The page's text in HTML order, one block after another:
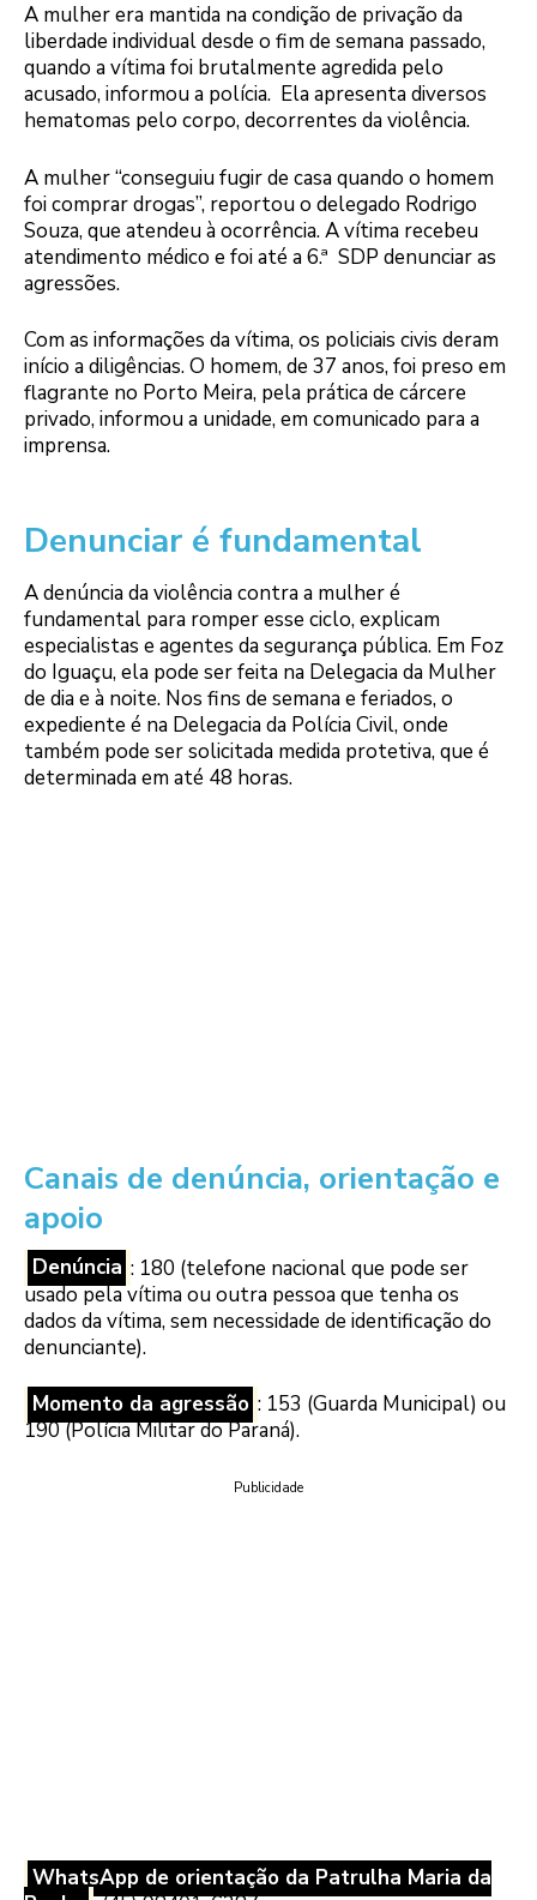
A mulher era mantida na condição de privação da
liberdade individual desde o fim de semana passado,
quando a vítima foi brutalmente agredida pelo
acusado, informou a polícia. Ela apresenta diversos
hematomas pelo corpo, decorrentes da violência.
A mulher “conseguiu fugir de casa quando o homem
foi comprar drogas”, reportou o delegado Rodrigo
Souza, que atendeu à ocorrência. A vítima recebeu
atendimento médico e foi até a 6.ª SDP denunciar as
agressões.
Com as informações da vítima, os policiais civis deram
início a diligências. O homem, de 37 anos, foi preso em
flagrante no Porto Meira, pela prática de cárcere
privado, informou a unidade, em comunicado para a
imprensa.
Denunciar é fundamental
A denúncia da violência contra a mulher é
fundamental para romper esse ciclo, explicam
especialistas e agentes da segurança pública. Em Foz
do Iguaçu, ela pode ser feita na Delegacia da Mulher
de dia e à noite. Nos fins de semana e feriados, o
expediente é na Delegacia da Polícia Civil, onde
também pode ser solicitada medida protetiva, que é
determinada em até 48 horas.
Canais de denúncia, orientação e
apoio
Denúncia : 180 (telefone nacional que pode ser
usado pela vítima ou outra pessoa que tenha os
dados da vítima, sem necessidade de identificação do
denunciante).
Momento da agressão : 153 (Guarda Municipal) ou
190 (Polícia Militar do Paraná).
Publicidade
WhatsApp de orientação da Patrulha Maria da